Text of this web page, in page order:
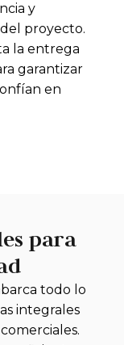
y
proyecto.
la entrega
garantizar
en
para
todo lo
integrales